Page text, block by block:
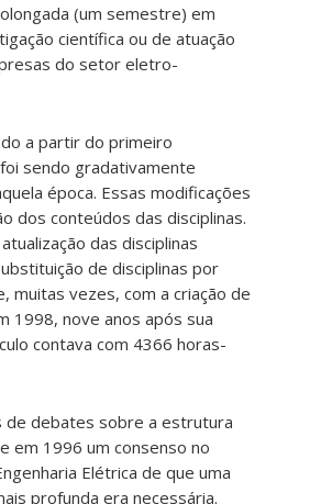
(um semestre) em
científica ou de atuação
do setor eletro-
a partir do primeiro
sendo gradativamente
época. Essas modificações
dos conteúdos das disciplinas.
das disciplinas
de disciplinas por
muitas vezes, com a criação de
1998, nove anos após sua
contava com 4366 horas-
de debates sobre a estrutura
em 1996 um consenso no
Elétrica de que uma
profunda era necessária.